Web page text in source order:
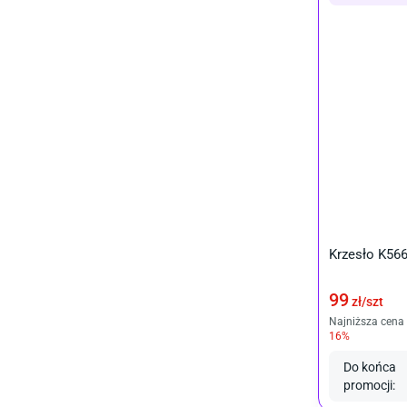
Krzesło
99zł/szt
Najniższa
16%
Do końca
promocji: